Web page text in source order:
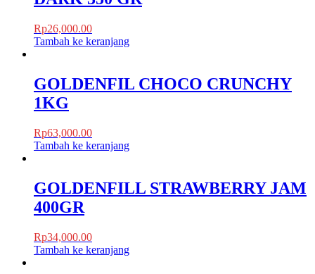
Rp26,000.00
Tambah ke keranjang
GOLDENFIL CHOCO CRUNCHY
1KG
Rp63,000.00
Tambah ke keranjang
GOLDENFILL STRAWBERRY JAM
400GR
Rp34,000.00
Tambah ke keranjang